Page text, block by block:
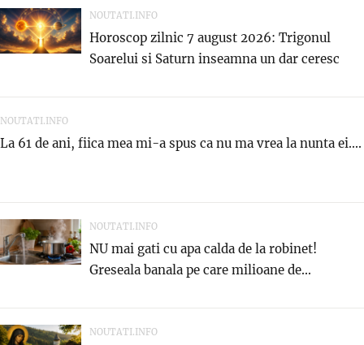
NOUTATI.INFO
Horoscop zilnic 7 august 2026: Trigonul
Soarelui si Saturn inseamna un dar ceresc
NOUTATI.INFO
La 61 de ani, fiica mea mi-a spus ca nu ma vrea la nunta ei....
NOUTATI.INFO
NU mai gati cu apa calda de la robinet!
Greseala banala pe care milioane de...
NOUTATI.INFO